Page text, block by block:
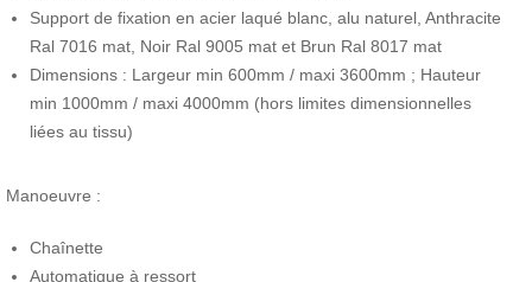
Support de fixation en acier laqué blanc, alu naturel, Anthracite
Ral 7016 mat, Noir Ral 9005 mat et Brun Ral 8017 mat
Dimensions : Largeur min 600mm / maxi 3600mm ; Hauteur
min 1000mm / maxi 4000mm (hors limites dimensionnelles
liées au tissu)
Manoeuvre :
Chaînette
Automatique à ressort